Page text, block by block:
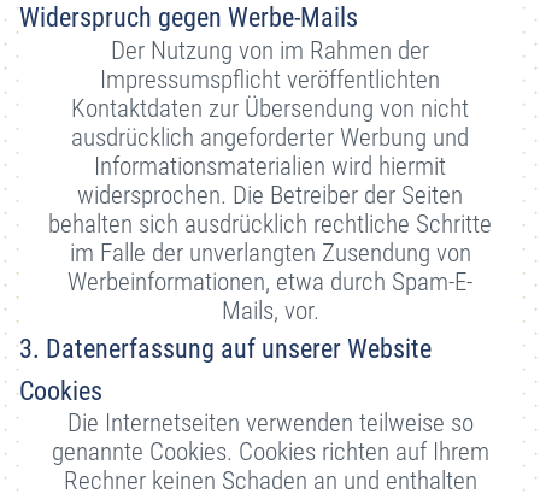
Widerspruch gegen Werbe-Mails
Der Nutzung von im Rahmen der
Impressumspflicht veröffentlichten
Kontaktdaten zur Übersendung von nicht
ausdrücklich angeforderter Werbung und
Informationsmaterialien wird hiermit
widersprochen. Die Betreiber der Seiten
behalten sich ausdrücklich rechtliche Schritte
im Falle der unverlangten Zusendung von
Werbeinformationen, etwa durch Spam-E-
Mails, vor.
3. Datenerfassung auf unserer Website
Cookies
Die Internetseiten verwenden teilweise so
genannte Cookies. Cookies richten auf Ihrem
Rechner keinen Schaden an und enthalten